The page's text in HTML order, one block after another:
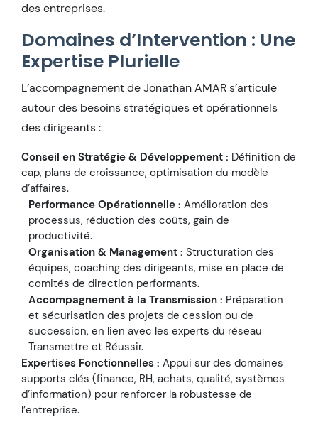
des entreprises.
Domaines d’Intervention : Une
Expertise Plurielle
L’accompagnement de Jonathan AMAR s’articule
autour des besoins stratégiques et opérationnels
des dirigeants :
Conseil en Stratégie & Développement : Définition de
cap, plans de croissance, optimisation du modèle
d’affaires.
Performance Opérationnelle : Amélioration des
processus, réduction des coûts, gain de
productivité.
Organisation & Management : Structuration des
équipes, coaching des dirigeants, mise en place de
comités de direction performants.
Accompagnement à la Transmission : Préparation
et sécurisation des projets de cession ou de
succession, en lien avec les experts du réseau
Transmettre et Réussir.
Expertises Fonctionnelles : Appui sur des domaines
supports clés (finance, RH, achats, qualité, systèmes
d’information) pour renforcer la robustesse de
l’entreprise.